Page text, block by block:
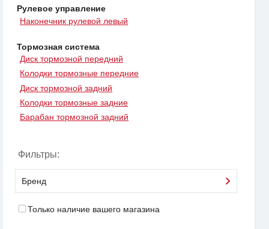
Рулевое управление
Наконечник рулевой левый
Тормозная система
Диск тормозной передний
Колодки тормозные передние
Диск тормозной задний
Колодки тормозные задние
Барабан тормозной задний
Фильтры:
Бренд
Только наличие вашего магазина